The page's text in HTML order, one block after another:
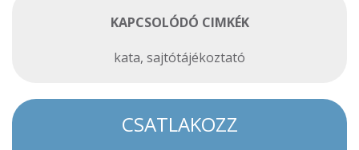
KAPCSOLÓDÓ CIMKÉK
kata, sajtótájékoztató
CSATLAKOZZ